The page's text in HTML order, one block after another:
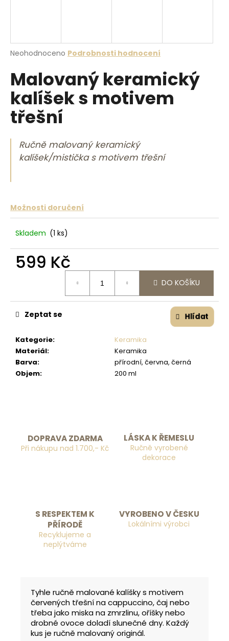
Průměrné hodnocení produktu je 0,0 z 5 hvězdiček.
Neohodnoceno Podrobnosti hodnocení
Malovaný keramický
kalíšek s motivem
třešní
Ručně malovaný keramický
kalíšek/mistička s motivem třešní
Možnosti doručení
Skladem (1 ks)
599 Kč
DO KOŠÍKU
Kategorie:
Keramika
Materiál:
Keramika
Barva:
přírodní, června, černá
Objem: 200 ml
Zeptat se Hlídat
DOPRAVA ZDARMA
Při nákupu nad 1.700,- Kč
LÁSKA K ŘEMESLU
Ručně vyrobené
dekorace
S RESPEKTEM K
PŘÍRODĚ
Recyklujeme a
neplýtváme
VYROBENO V ČESKU
Lokálními výrobci
Tyhle ručně malované kalíšky s motivem
červených třešní na cappuccino, čaj nebo
třeba jako miska na zmrzlinu, oříšky nebo
drobné ovoce doladí slunečné dny. Každý
kus je ručně malovaný originál.
í
t
p
r
u
č
j